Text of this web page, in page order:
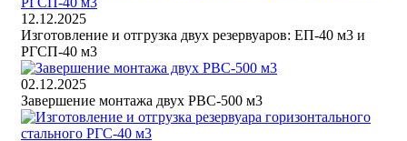
12.12.2025
Изготовление и отгрузка двух резервуаров: ЕП-40 м3 и
РГСП-40 м3
02.12.2025
Завершение монтажа двух РВС-500 м3